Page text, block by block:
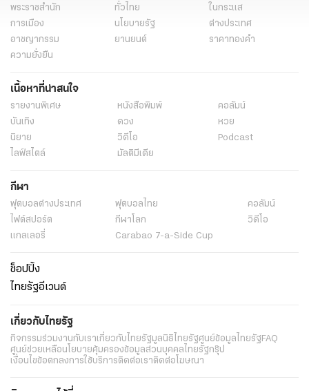
พระราชสำนัก ทั่วไทย
ในกระแส
การเมือง
นโยบายรัฐ
ต่างประเทศ
อาชญากรรม
ยานยนต์
ราคาทองคำ
ความยั่งยืน
เนื้อหาที่น่าสนใจ
รายงานพิเศษ หนังสือพิมพ์
คอลัมน์
บันเทิง
ดวง
หวย
นิยาย
วิดีโอ
Podcast
ไลฟ์สไตล์
มัลติมีเดีย
กีฬา
ฟุตบอลต่่างประเทศ ฟุตบอลไทย
คอลัมน์
ไฟต์สปอร์ต
กีฬาโลก
วิดีโอ
แกลเลอรี่
Carabao 7-a-Side Cup
ช็อปปิ้ง
ไทยรัฐอีเวนต์
เกี่ยวกับไทยรัฐ
กิจกรรมร่วมงานกับเราเกี่ยวกับไทยรัฐมูลนิธิไทยรัฐศูนย์ข้อมูลไทยรัฐ FAQ
ศูนย์ช่วยเหลือนโยบายคุ้มครองข้อมูลส่วนบุคคลไทยรัฐกรุ๊ป
เงื่อนไขข้อตกลงการใช้บริการติดต่อเราติดต่อโฆษณา